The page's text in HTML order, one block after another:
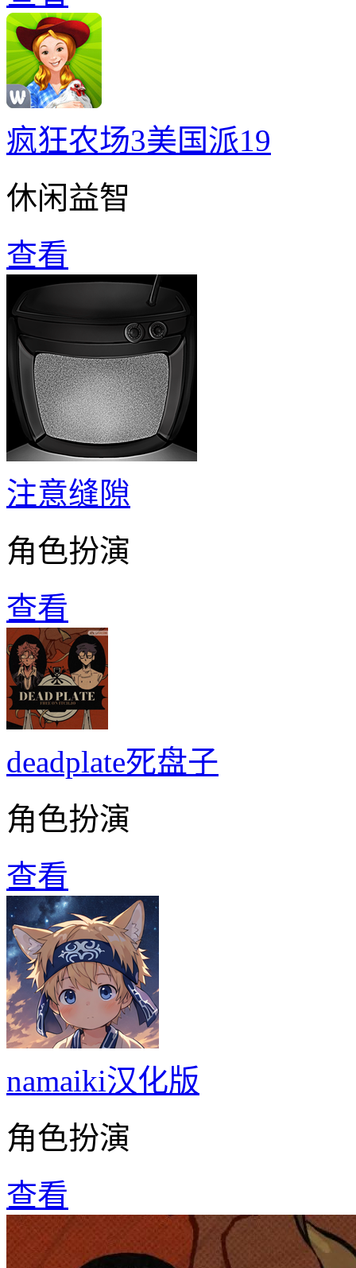
疯狂农场3美国派19
休闲益智
查看
注意缝隙
角色扮演
查看
deadplate死盘子
角色扮演
查看
namaiki汉化版
角色扮演
查看